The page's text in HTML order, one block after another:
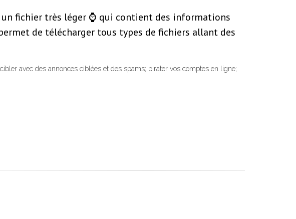
fichier très léger ⌚ qui contient des informations
de télécharger tous types de fichiers allant des
avec des annonces ciblées et des spams; pirater vos comptes en ligne;